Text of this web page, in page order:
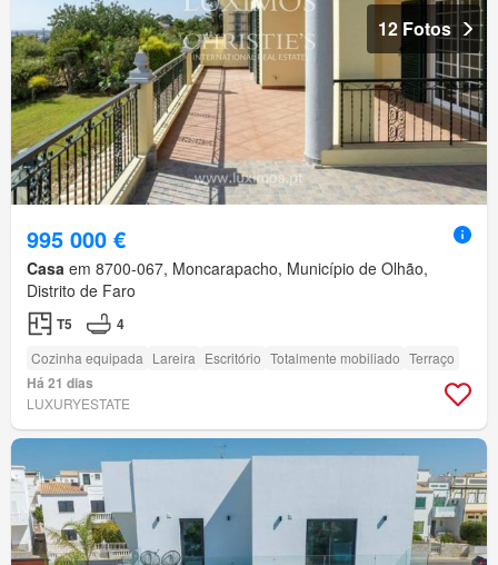
12 Fotos
995 000 €
Casa em 8700-067, Moncarapacho, Município de Olhão,
Distrito de Faro
T5 4
Cozinha equipada Lareira Escritório Totalmente mobiliado Terraço
Há 21 dias
LUXURYESTATE